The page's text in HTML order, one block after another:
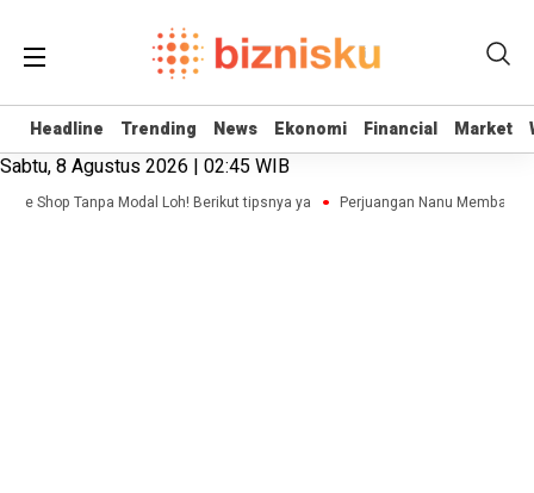
Headline Trending News Ekonomi Financial Market
Headline Trending News Ekonomi Financial Market
Sabtu, 8 Agustus 2026 | 02:45 WIB
Shop Tanpa Modal Loh! Berikut tipsnya ya Perjuangan Nanu